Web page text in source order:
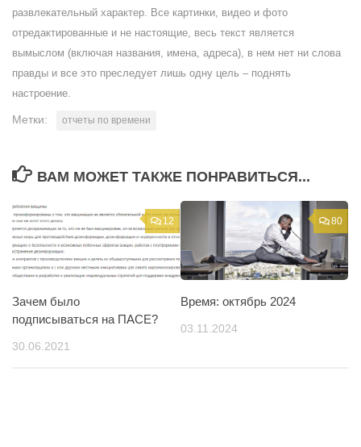
развлекательный характер. Все картинки, видео и фото
отредактированные и не настоящие, весь текст является
вымыслом (включая названия, имена, адреса), в нем нет ни слова
правды и все это преследует лишь одну цель – поднять
настроение.
Метки: отчеты по времени
ВАМ МОЖЕТ ТАКЖЕ ПОНРАВИТЬСЯ...
12
Зачем было
подписываться на ПАСЕ?
30.06.2021
80
Время: октябрь 2024
03.11.2024